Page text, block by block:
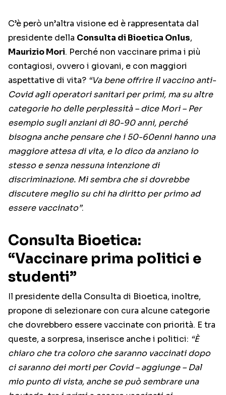
C’è però un’altra visione ed è rappresentata dal
presidente della Consulta di Bioetica Onlus,
Maurizio Mori. Perché non vaccinare prima i più
contagiosi, ovvero i giovani, e con maggiori
aspettative di vita? “Va bene offrire il vaccino anti-
Covid agli operatori sanitari per primi, ma su altre
categorie ho delle perplessità – dice Mori – Per
esempio sugli anziani di 80-90 anni, perché
bisogna anche pensare che i 50-60enni hanno una
maggiore attesa di vita, e lo dico da anziano io
stesso e senza nessuna intenzione di
discriminazione. Mi sembra che si dovrebbe
discutere meglio su chi ha diritto per primo ad
essere vaccinato”.
Consulta Bioetica:
“Vaccinare prima politici e
studenti”
Il presidente della Consulta di Bioetica, inoltre,
propone di selezionare con cura alcune categorie
che dovrebbero essere vaccinate con priorità. E tra
queste, a sorpresa, inserisce anche i politici: “È
chiaro che tra coloro che saranno vaccinati dopo
ci saranno dei morti per Covid – aggiunge – Dal
mio punto di vista, anche se può sembrare una